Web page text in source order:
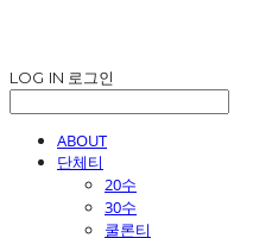
LOG IN 로그인
ABOUT
단체티
20수
30수
쿨론티